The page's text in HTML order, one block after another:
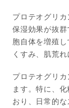
プロテオグリカ
保湿効果が抜
胞自体を増殖
くすみ、肌荒
プロテオグリ
ます。特に、
おり、日常的